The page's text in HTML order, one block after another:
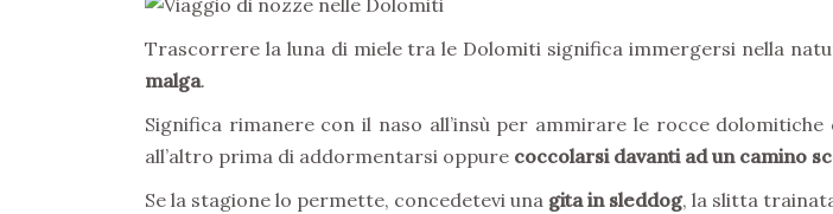
Trascorrere la luna di miele tra le Dolomiti significa immergersi nella
malga.
Significa rimanere con il naso all’insù per ammirare le rocce
all’altro prima di addormentarsi oppure coccolarsi davanti ad un camino
Se la stagione lo permette, concedetevi una gita in sleddog, la slitta